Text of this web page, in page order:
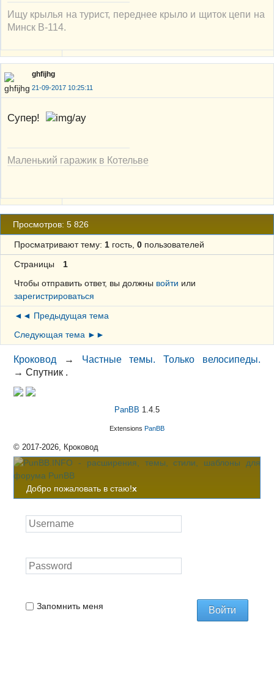
Ищу крылья на турист, переднее крыло и щиток цепи на
Минск В-114.
ghfijhg
21-09-2017 10:25:11
Супер!
Маленький гаражик в Котельве
Просмотров: 5 826
Просматривают тему: 1гость, 0пользователей
Страницы
1
Чтобы отправить ответ, вы должны войти или
зарегистрироваться
◄◄ Предыдущая тема
Следующая тема ►►
Кроковод → Частные темы. Только велосипеды.
→Спутник .
PanBB 1.4.5
Extensions PanBB
© 2017-2026, Кроковод
Добро пожаловать в стаю!x
Запомнить меня